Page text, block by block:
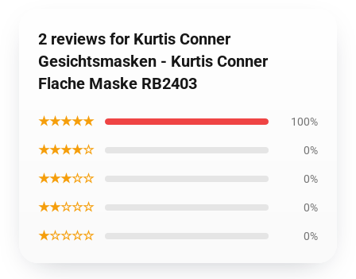
2 reviews for Kurtis Conner
Gesichtsmasken - Kurtis Conner
Flache Maske RB2403
★★★★★ 100%
★★★★☆ 0%
★★★☆☆ 0%
★★☆☆☆ 0%
★☆☆☆☆ 0%